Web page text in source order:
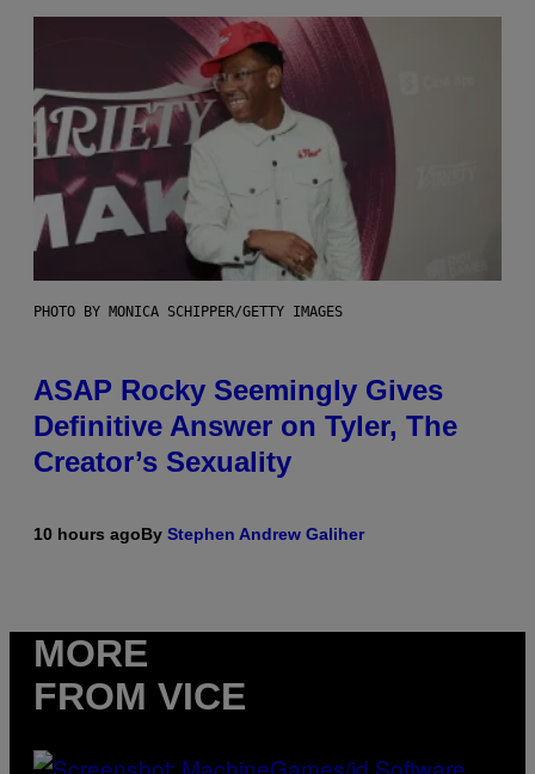
PHOTO BY MONICA SCHIPPER/GETTY IMAGES
ASAP Rocky Seemingly Gives
Definitive Answer on Tyler, The
Creator’s Sexuality
10 hours agoBy Stephen Andrew Galiher
MORE
FROM VICE